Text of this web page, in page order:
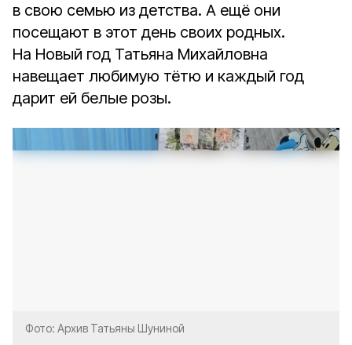
в свою семью из детства. А ещё они
посещают в этот день своих родных.
На Новый год Татьяна Михайловна
навещает любимую тётю и каждый год
дарит ей белые розы.
Фото: Архив Татьяны Шуниной